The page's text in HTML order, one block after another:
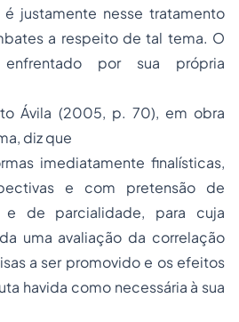
é justamente nesse tratamento
a respeito de tal tema. O
por sua própria
Ávila (2005, p. 70), em obra
diz que
imediatamente finalísticas,
e com pretensão de
e de parcialidade, para cuja
uma avaliação da correlação
a ser promovido e os efeitos
havida como necessária à sua